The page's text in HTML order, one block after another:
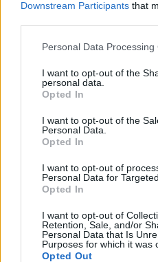
Downstream Participants that
Please note that this website/
not limited to your visit or
grant or deny consent to
use your data for below
consent section.
Personal Data Processing
I want to opt-out of the
personal data.
Opted In
I want to opt-out of the
Personal Data.
Opted In
I want to opt-out of
Personal Data for
Opted In
I want to opt-out of
Retention, Sale, and/or
Personal Data that Is
Purposes for which it was
Opted Out
El Real Madrid está en horas bajas
el mes de noviembre. Muchos de